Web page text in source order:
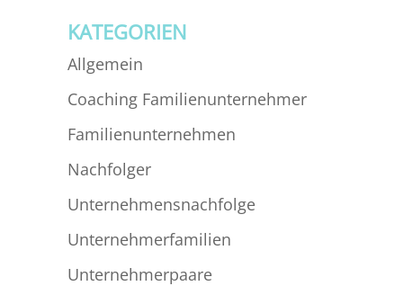
KATEGORIEN
Allgemein
Coaching Familienunternehmer
Familienunternehmen
Nachfolger
Unternehmensnachfolge
Unternehmerfamilien
Unternehmerpaare